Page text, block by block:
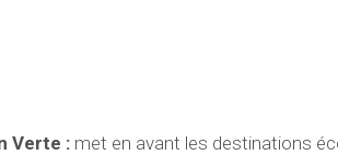
Verte :met en avant les destinations